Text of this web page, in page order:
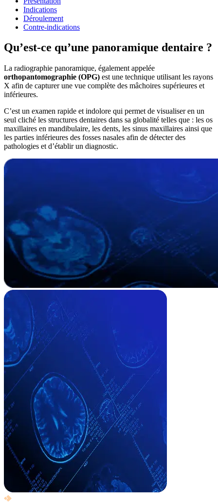
Indications
Déroulement
Contre-indications
Qu’est-ce qu’une panoramique dentaire ?
La radiographie panoramique, également appelée
orthopantomographie (OPG) est une technique utilisant les rayons
X afin de capturer une vue complète des mâchoires supérieures et
inférieures.
C’est un examen rapide et indolore qui permet de visualiser en un
seul cliché les structures dentaires dans sa globalité telles que : les os
maxillaires en mandibulaire, les dents, les sinus maxillaires ainsi que
les parties inférieures des fosses nasales afin de détecter des
pathologies et d’établir un diagnostic.